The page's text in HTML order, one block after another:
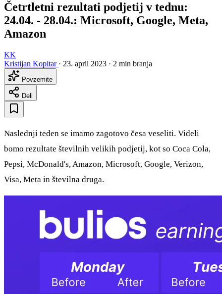
Četrtletni rezultati podjetij v tednu:
24.04. - 28.04.: Microsoft, Google, Meta,
Amazon
KK
Kristijan Kopitar · 23. april 2023 · 2 min branja
Povzemite
Deli
Naslednji teden se imamo zagotovo česa veseliti. Videli
bomo rezultate številnih velikih podjetij, kot so Coca Cola,
Pepsi, McDonald's, Amazon, Microsoft, Google, Verizon,
Visa, Meta in številna druga.